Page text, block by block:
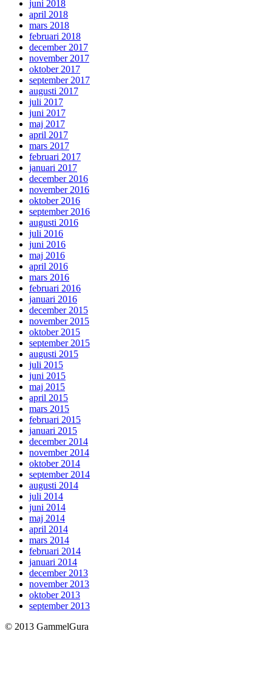
juni 2018
april 2018
mars 2018
februari 2018
december 2017
november 2017
oktober 2017
september 2017
augusti 2017
juli 2017
juni 2017
maj 2017
april 2017
mars 2017
februari 2017
januari 2017
december 2016
november 2016
oktober 2016
september 2016
augusti 2016
juli 2016
juni 2016
maj 2016
april 2016
mars 2016
februari 2016
januari 2016
december 2015
november 2015
oktober 2015
september 2015
augusti 2015
juli 2015
juni 2015
maj 2015
april 2015
mars 2015
februari 2015
januari 2015
december 2014
november 2014
oktober 2014
september 2014
augusti 2014
juli 2014
juni 2014
maj 2014
april 2014
mars 2014
februari 2014
januari 2014
december 2013
november 2013
oktober 2013
september 2013
© 2013 GammelGura